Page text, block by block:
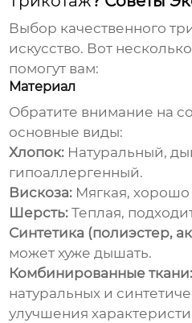
Выбор качественного
искусство. Вот
помогут вам:
Материал
Обратите внимание на
основные виды:
Хлопок: Натуральный,
гипоаллергенный.
Вискоза: Мягкая, хорошо
Шерсть: Теплая,
Синтетика (полиэстер,
может хуже дышать.
Комбинированные ткани:
натуральных и
улучшения